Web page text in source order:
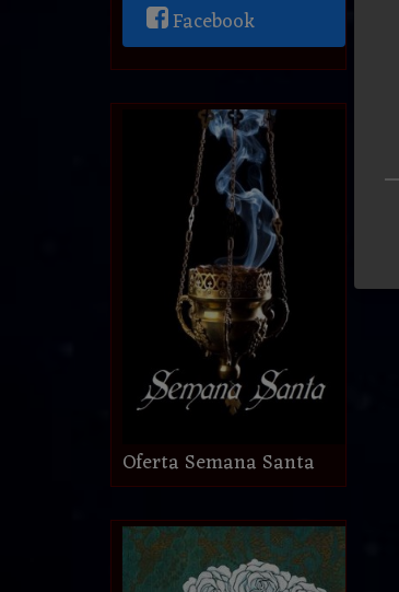
Facebook
Oferta Semana Santa